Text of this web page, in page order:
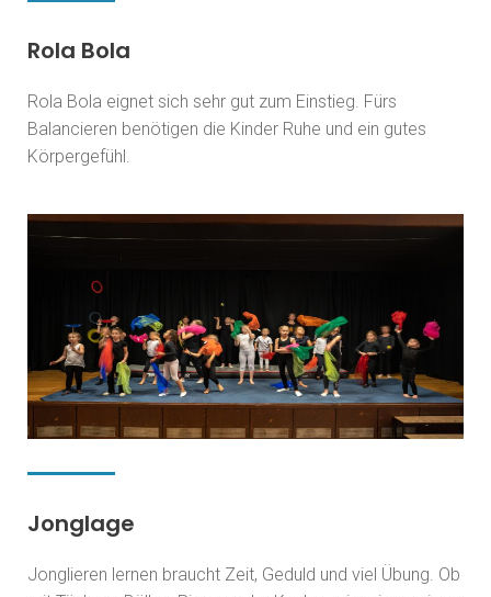
Rola Bola
Rola Bola eignet sich sehr gut zum Einstieg. Fürs
Balancieren benötigen die Kinder Ruhe und ein gutes
Körpergefühl.
Jonglage
Jonglieren lernen braucht Zeit, Geduld und viel Übung. Ob